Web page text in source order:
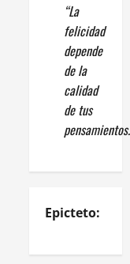
“La
felicidad
depende
de la
calidad
de tus
Epicteto: